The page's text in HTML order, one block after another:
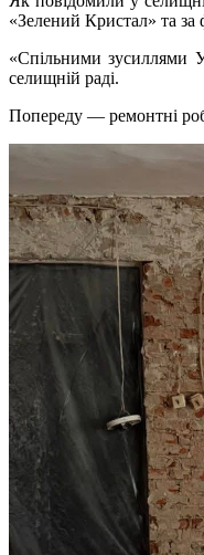
«Зелений Кристал» та
«Спільними зусиллями
селищній раді.
Попереду — ремонтні